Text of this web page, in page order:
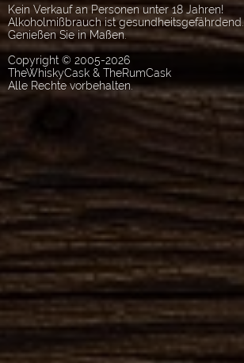
Kein Verkauf an Personen unter 18 Jahren!
Alkoholmißbrauch ist gesundheitsgefährdend.
Genießen Sie in Maßen.
Copyright © 2005-2026
TheWhiskyCask & TheRumCask
Alle Rechte vorbehalten.